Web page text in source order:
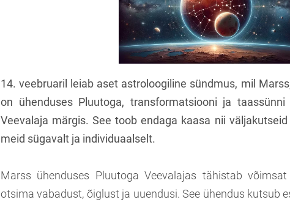
14. veebruaril leiab aset astroloogiline sündmus, mil
on ühenduses Pluutoga, transformatsiooni ja
Veevalaja märgis. See toob endaga kaasa nii
meid sügavalt ja individuaalselt.
Marss ühenduses Pluutoga Veevalajas tähistab
otsima vabadust, õiglust ja uuendusi. See ühendus kutsub